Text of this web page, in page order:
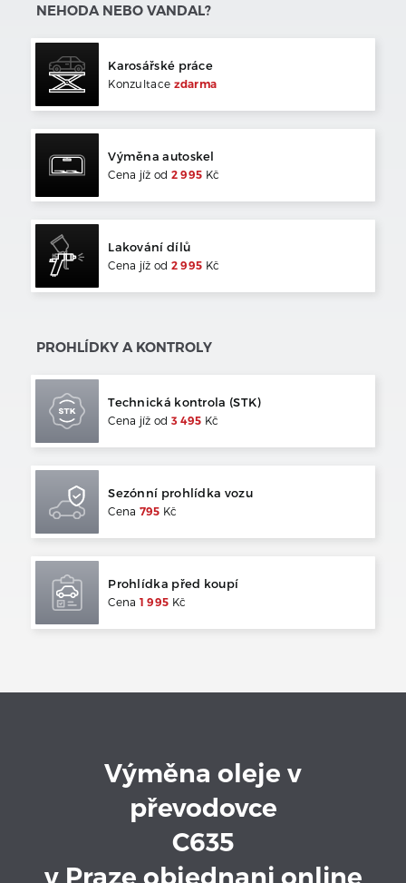
NEHODA NEBO VANDAL?
Karosářské práce
Konzultace zdarma
Výměna autoskel
Cena jíž od 2 995 Kč
Lakování dílů
Cena jíž od 2 995 Kč
PROHLÍDKY A KONTROLY
Technická kontrola (STK)
Cena jíž od 3 495 Kč
Sezónní prohlídka vozu
Cena 795 Kč
Prohlídka před koupí
Cena 1 995 Kč
Výměna oleje v
převodovce
C635